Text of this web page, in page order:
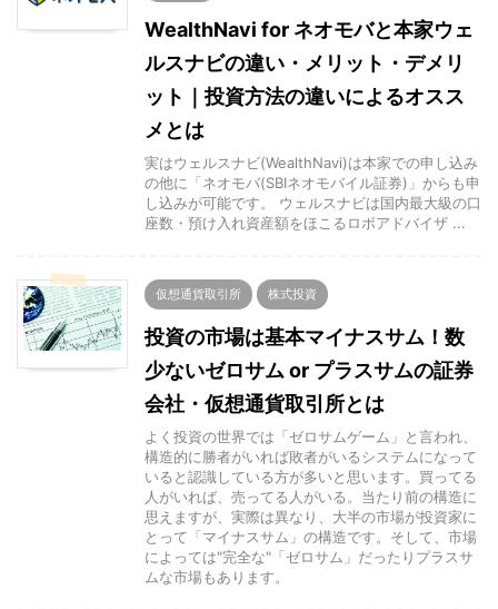
WealthNavi for ネオモバと本家ウェ
ルスナビの違い・メリット・デメリ
ット｜投資方法の違いによるオスス
メとは
実はウェルスナビ(WealthNavi)は本家での申し込み
の他に「ネオモバ(SBIネオモバイル証券)」からも申
し込みが可能です。 ウェルスナビは国内最大級の口
座数・預け入れ資産額をほこるロボアドバイザ ...
仮想通貨取引所 株式投資
投資の市場は基本マイナスサム！数
少ないゼロサム or プラスサムの証券
会社・仮想通貨取引所とは
よく投資の世界では「ゼロサムゲーム」と言われ、
構造的に勝者がいれば敗者がいるシステムになって
いると認識している方が多いと思います。買ってる
人がいれば、売ってる人がいる。当たり前の構造に
思えますが、実際は異なり、大半の市場が投資家に
とって「マイナスサム」の構造です。そして、市場
によっては"完全な"「ゼロサム」だったりプラスサ
ムな市場もあります。